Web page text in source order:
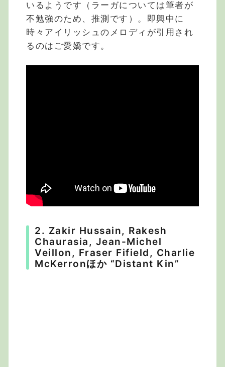
いるようです（ラーガについては筆者が
不勉強のため、推測です）。即興中に
時々アイリッシュのメロディが引用され
るのはご愛嬌です。
2. Zakir Hussain, Rakesh
Chaurasia, Jean-Michel
Veillon, Fraser Fifield, Charlie
McKerronほか “Distant Kin”